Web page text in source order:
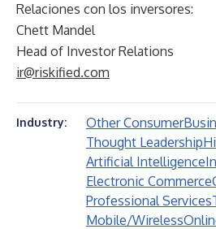
Relaciones con los inversores:
Chett Mandel
Head of Investor Relations
ir@riskified.com
Industry: Other Consumer
Thought Leadership
Artificial Intelligence
Electronic Commerce
Professional Services
Mobile/Wireless